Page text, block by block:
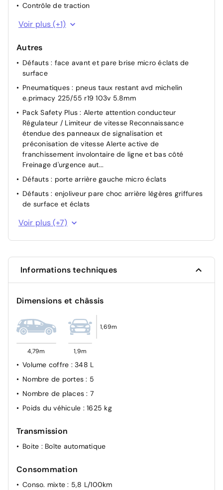
Air conditionné automatique
Pare chocs AR avec décor Gris Meteor
Contrôle de traction
ABS
Voir plus (+1)
Autres
Défauts : face avant et pare brise micro éclats de
surface
Pneumatiques : pneus taux restant avd michelin
e.primacy 225/55 r19 103v 5.8mm
Pack Safety Plus : Alerte attention conducteur
Régulateur / Limiteur de vitesse Reconnaissance
étendue des panneaux de signalisation et
préconisation de vitesse Alerte active de
franchissement involontaire de ligne et bas côté
Freinage d'urgence aut...
Défauts : porte arrière gauche micro éclats
Défauts : enjoliveur pare choc arrière légères griffures
de surface et éclats
Pneumatiques : pneus taux restant arg michelin
e.primacy 225/55 r19 103v 6.1mm
Défauts : porte avant gauche et poignée micro éclats
Défauts : pavillon léger défaut d'aspect de vernis
Pneumatiques : pneus taux restant avg michelin
e.primacy 225/55 r19 103v 6mm
Pneumatiques : pneus taux restant ard michelin
Visiopark 1: caméra de recul HD & aide au
stationnement AV/AR, graphique et sonore
Défauts : porte avant droite micro rayure et micro
éclats
Voir plus (+7)
Informations techniques
Dimensions et châssis
4,79m 1,9m
1,69m
Volume coffre : 348 L
Nombre de portes: 5
Nombre de places: 7
Poids du véhicule : 1625 kg
Transmission
Boite : Boîte automatique
Consommation
Conso. mixte: 5,8 L/100km